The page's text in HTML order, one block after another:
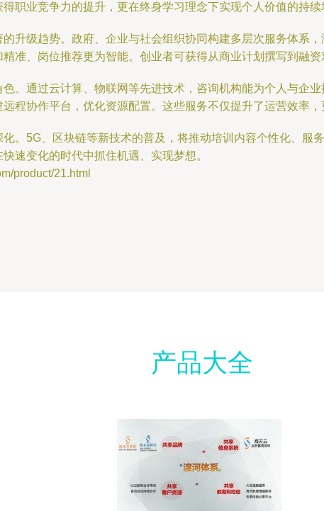
职业竞争力的提升，更在终身学习理念下实现个人价值的持续
升级趋势。政府、企业与社会组织协同构建多层次服务体系
准、岗位推荐更为智能。创业者可获得从商业计划撰写到融
。通过云计算、物联网等先进技术，咨询机构能为个人与企
程协作平台，优化资源配置。这些服务不仅提升了运营效率
。5G、区块链等新技术的普及，将推动培训内容个性化、服
速变化的时代中抓住机遇、实现梦想。
product/21.html
产品大全